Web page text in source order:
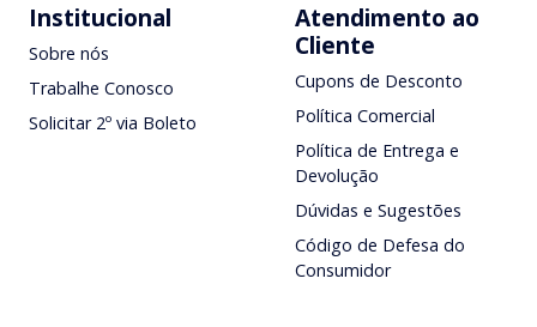
Institucional
Sobre nós
Trabalhe Conosco
Solicitar 2º via Boleto
Atendimento ao
Cliente
Cupons de Desconto
Política Comercial
Política de Entrega e
Devolução
Dúvidas e Sugestões
Código de Defesa do
Consumidor